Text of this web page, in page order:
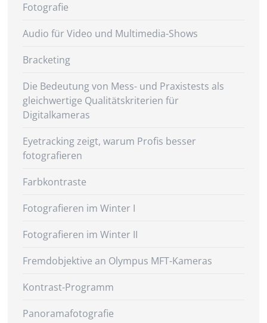
Fotografie
Audio für Video und Multimedia-Shows
Bracketing
Die Bedeutung von Mess- und Praxistests als
gleichwertige Qualitätskriterien für
Digitalkameras
Eyetracking zeigt, warum Profis besser
fotografieren
Farbkontraste
Fotografieren im Winter I
Fotografieren im Winter II
Fremdobjektive an Olympus MFT-Kameras
Kontrast-Programm
Panoramafotografie